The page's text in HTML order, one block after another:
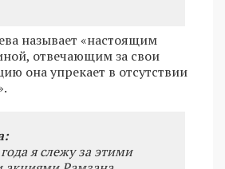
называет «настоящим
отвечающим за свои
она упрекает в отсутствии
я слежу за этими